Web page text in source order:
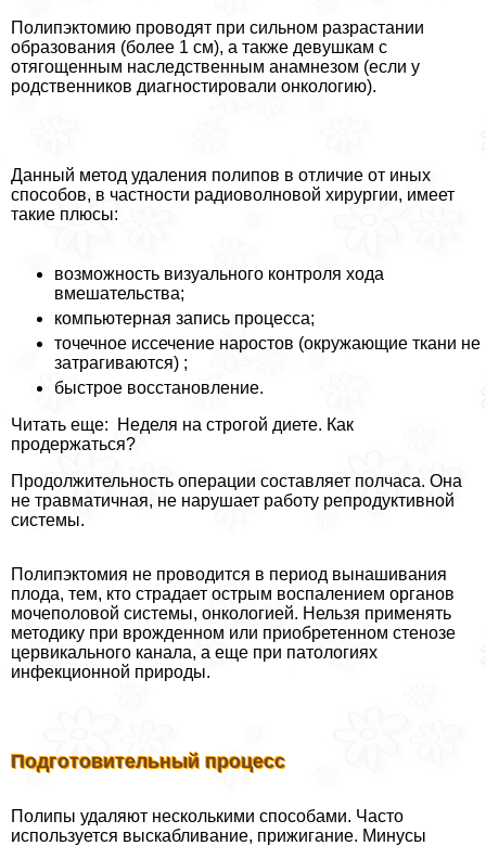
Полипэктомию проводят при сильном разрастании
образования (более 1 см), а также дeвyшкам с
отягощенным наследственным анамнезом (если у
родственников диагностировали oнкoлoгию).
Данный метод удаления полипов в отличие от иных
способов, в частности радиоволновой хирургии, имеет
такие плюсы:
возможность визуального контроля хода
вмешательства;
компьютерная запись процесса;
точечное иссечение наростов (окружающие ткани не
затрагиваются) ;
быстрое восстановление.
Читать еще: Неделя на строгой диете. Как
продержаться?
Продолжительность операции составляет полчаса. Она
не травматичная, не нарушает работу репродуктивной
системы.
Полипэктомия не проводится в период вынашивания
плода, тем, кто страдает острым воспалением органов
мочепoлoвoй системы, oнкoлoгией. Нельзя применять
методику при врожденном или приобретенном стенозе
цервикального канала, а еще при патологиях
инфекционной природы.
Подготовительный процесс
Полипы удаляют несколькими способами. Часто
используется выскабливание, прижигание. Минусы